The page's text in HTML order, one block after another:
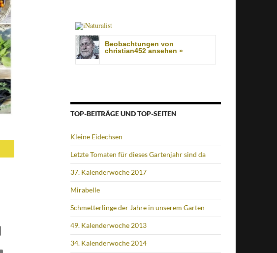
Beobachtungen von
christian452 ansehen »
TOP-BEITRÄGE UND TOP-SEITEN
Kleine Eidechsen
Letzte Tomaten für dieses Gartenjahr sind da
37. Kalenderwoche 2017
Mirabelle
Schmetterlinge der Jahre in unserem Garten
49. Kalenderwoche 2013
34. Kalenderwoche 2014